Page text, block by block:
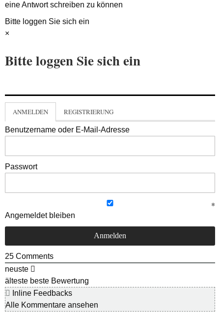
eine Antwort schreiben zu können
Bitte loggen Sie sich ein
×
Bitte loggen Sie sich ein
ANMELDEN REGISTRIERUNG
Benutzername oder E-Mail-Adresse
Passwort
Angemeldet bleiben
25 Comments
neuste
älteste beste Bewertung
Inline Feedbacks
Alle Kommentare ansehen